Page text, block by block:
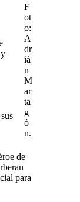
F
ot
o:
A
dr
iá
n
M
ar
ta
g
ó
n.
de
para